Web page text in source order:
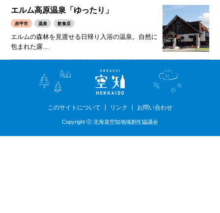
エルム高原温泉「ゆったり」
赤平市 温泉 飲食店
エルムの森林を見渡せる日帰り入浴の温泉。自然に
包まれた露…
このサイトについて リンク お問い合わせ
Copyright ⓒ 北海道空知地域創生協議会